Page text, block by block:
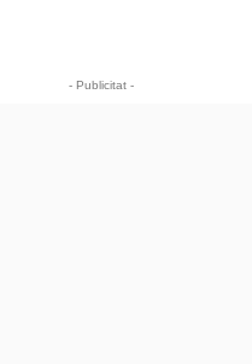
- Publicitat -